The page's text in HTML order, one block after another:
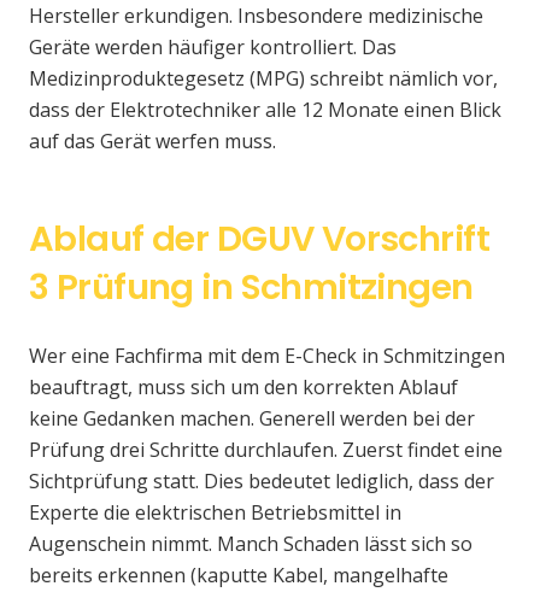
Hersteller erkundigen. Insbesondere medizinische
Geräte werden häufiger kontrolliert. Das
Medizinproduktegesetz (MPG) schreibt nämlich vor,
dass der Elektrotechniker alle 12 Monate einen Blick
auf das Gerät werfen muss.
Ablauf der DGUV Vorschrift
3 Prüfung in Schmitzingen
Wer eine Fachfirma mit dem E-Check in Schmitzingen
beauftragt, muss sich um den korrekten Ablauf
keine Gedanken machen. Generell werden bei der
Prüfung drei Schritte durchlaufen. Zuerst findet eine
Sichtprüfung statt. Dies bedeutet lediglich, dass der
Experte die elektrischen Betriebsmittel in
Augenschein nimmt. Manch Schaden lässt sich so
bereits erkennen (kaputte Kabel, mangelhafte